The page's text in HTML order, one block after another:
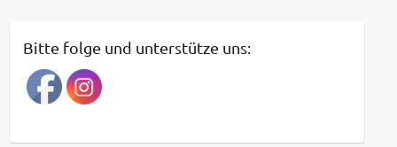
r
a
g
a
Bitte folge und unterstütze uns: